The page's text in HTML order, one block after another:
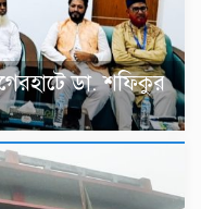
ডা. শফিকুর